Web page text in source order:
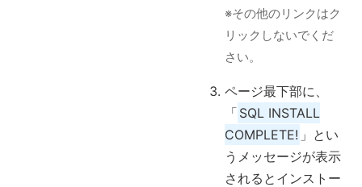
※その他のリンクはク
リックしないでくだ
さい。
ページ最下部に、
「 SQL INSTALL
COMPLETE! 」とい
うメッセージが表示
されるとインストー